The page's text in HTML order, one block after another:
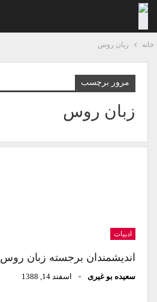
زبان روس
مرور برچسب
زبان روس
ادبیات
اندیشمندان برجسته زبان روس(۱): باختین
سعیده بو غیری
اسفند 14, 1388